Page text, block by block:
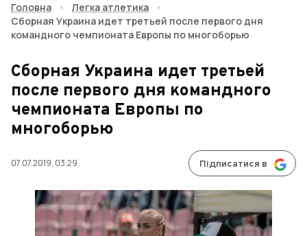
Головна • Легка атлетика
•
Сборная Украина идет третьей после первого дня
командного чемпионата Европы по многоборью
Сборная Украина идет третьей
после первого дня командного
чемпионата Европы по
многоборью
07.07.2019, 03:29 Підписатися в